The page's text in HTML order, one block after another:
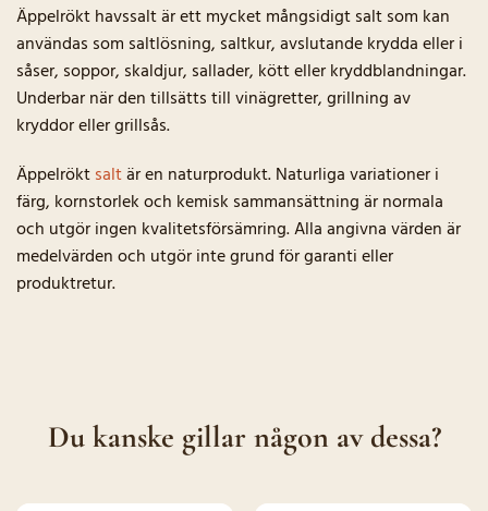
Äppelrökt havssalt är ett mycket mångsidigt salt som kan
användas som saltlösning, saltkur, avslutande krydda eller i
såser, soppor, skaldjur, sallader, kött eller kryddblandningar.
Underbar när den tillsätts till vinägretter, grillning av
kryddor eller grillsås.
Äppelröktsaltär en naturprodukt. Naturliga variationer i
färg, kornstorlek och kemisk sammansättning är normala
och utgör ingen kvalitetsförsämring. Alla angivna värden är
medelvärden och utgör inte grund för garanti eller
produktretur.
Du kanske gillar någon av dessa?